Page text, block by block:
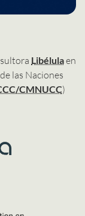
Libélulaen
las Naciones
CMNUCC)